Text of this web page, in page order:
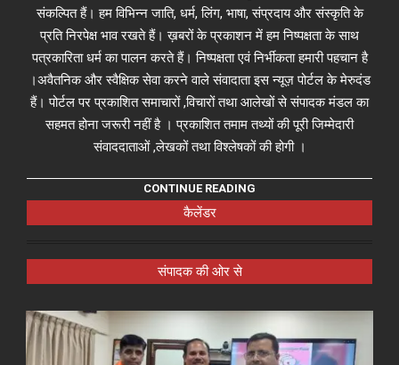
संकल्पित हैं। हम विभिन्न जाति, धर्म, लिंग, भाषा, संप्रदाय और संस्कृति के
प्रति निरपेक्ष भाव रखते हैं। ख़बरों के प्रकाशन में हम निष्पक्षता के साथ
पत्रकारिता धर्म का पालन करते हैं। निष्पक्षता एवं निर्भीकता हमारी पहचान है
।अवैतनिक और स्वैक्षिक सेवा करने वाले संवादाता इस न्यूज़ पोर्टल के मेरुदंड
हैं। पोर्टल पर प्रकाशित समाचारों ,विचारों तथा आलेखों से संपादक मंडल का
सहमत होना जरूरी नहीं है । प्रकाशित तमाम तथ्यों की पूरी जिम्मेदारी
संवाददाताओं ,लेखकों तथा विश्लेषकों की होगी ।
CONTINUE READING
कैलेंडर
संपादक की ओर से